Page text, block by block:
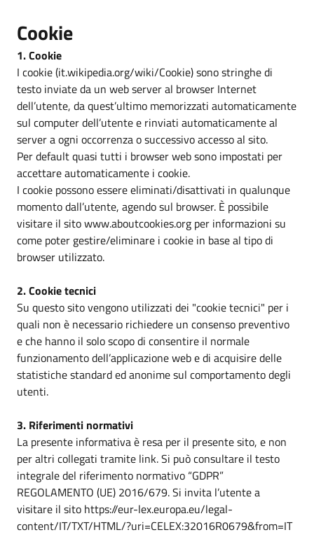
Cookie
1. Cookie
I cookie (it.wikipedia.org/wiki/Cookie) sono stringhe di
testo inviate da un web server al browser Internet
dell’utente, da quest’ultimo memorizzati automaticamente
sul computer dell’utente e rinviati automaticamente al
server a ogni occorrenza o successivo accesso al sito.
Per default quasi tutti i browser web sono impostati per
accettare automaticamente i cookie.
I cookie possono essere eliminati/disattivati in qualunque
momento dall’utente, agendo sul browser. È possibile
visitare il sito www.aboutcookies.org per informazioni su
come poter gestire/eliminare i cookie in base al tipo di
browser utilizzato.
2. Cookie tecnici
Su questo sito vengono utilizzati dei "cookie tecnici" per i
quali non è necessario richiedere un consenso preventivo
e che hanno il solo scopo di consentire il normale
funzionamento dell’applicazione web e di acquisire delle
statistiche standard ed anonime sul comportamento degli
utenti.
3. Riferimenti normativi
La presente informativa è resa per il presente sito, e non
per altri collegati tramite link. Si può consultare il testo
integrale del riferimento normativo “GDPR”
REGOLAMENTO (UE) 2016/679. Si invita l’utente a
visitare il sito https://eur-lex.europa.eu/legal-
content/IT/TXT/HTML/?uri=CELEX:32016R0679&from=IT